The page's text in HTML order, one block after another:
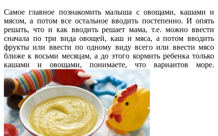
Самое главное познакомить малыша с овощами, кашами и
мясом, а потом все остальное вводить постепенно. И опять
решать, что и как вводить решает мама, т.е. можно ввести
сначала по три вида овощей, каш и мяса, а потом вводить
фрукты или ввести по одному виду всего или ввести мясо
ближе к восьми месяцам, а до этого кормить ребенка только
кашами и овощами, понимаете, что вариантов море.